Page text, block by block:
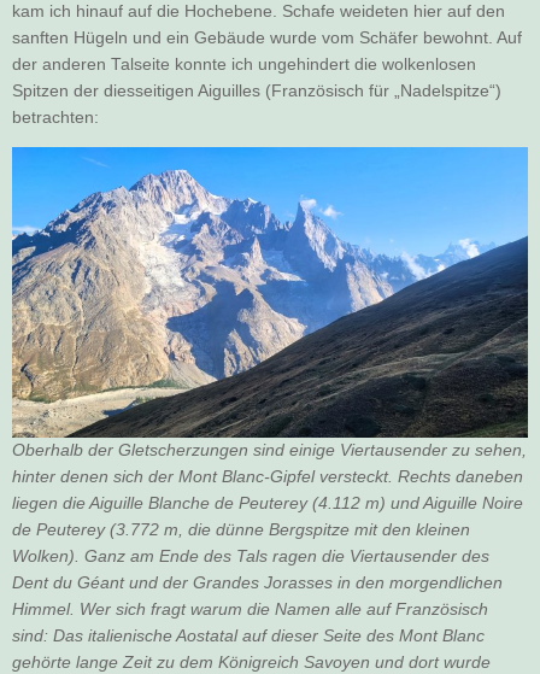
kam ich hinauf auf die Hochebene. Schafe weideten hier auf den
sanften Hügeln und ein Gebäude wurde vom Schäfer bewohnt. Auf
der anderen Talseite konnte ich ungehindert die wolkenlosen
Spitzen der diesseitigen Aiguilles (Französisch für „Nadelspitze“)
betrachten:
Oberhalb der Gletscherzungen sind einige Viertausender zu sehen,
hinter denen sich der Mont Blanc-Gipfel versteckt. Rechts daneben
liegen die Aiguille Blanche de Peuterey (4.112 m) und Aiguille Noire
de Peuterey (3.772 m, die dünne Bergspitze mit den kleinen
Wolken). Ganz am Ende des Tals ragen die Viertausender des
Dent du Géant und der Grandes Jorasses in den morgendlichen
Himmel. Wer sich fragt warum die Namen alle auf Französisch
sind: Das italienische Aostatal auf dieser Seite des Mont Blanc
gehörte lange Zeit zu dem Königreich Savoyen und dort wurde